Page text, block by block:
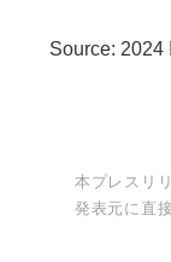
Source: 2024
本プレスリ
発表元に直